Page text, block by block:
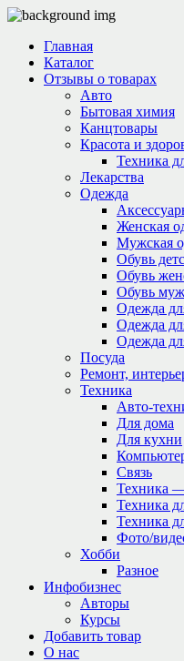
Главная
Каталог
Отзывы о товарах
Авто
Бытовая химия
Канцтовары
Красота и
Техника
Лекарства
Одежда
Женская
Мужская
Обувь
Обувь
Обувь
Одежда
Одежда
Одежда
Посуда
Ремонт,
Техника
Авто-
Для дома
Для кухни
Связь
Техника
Техника
Техника
Фото/
Хобби
Разное
Инфобизнес
Авторы
Курсы
Добавить товар
О нас